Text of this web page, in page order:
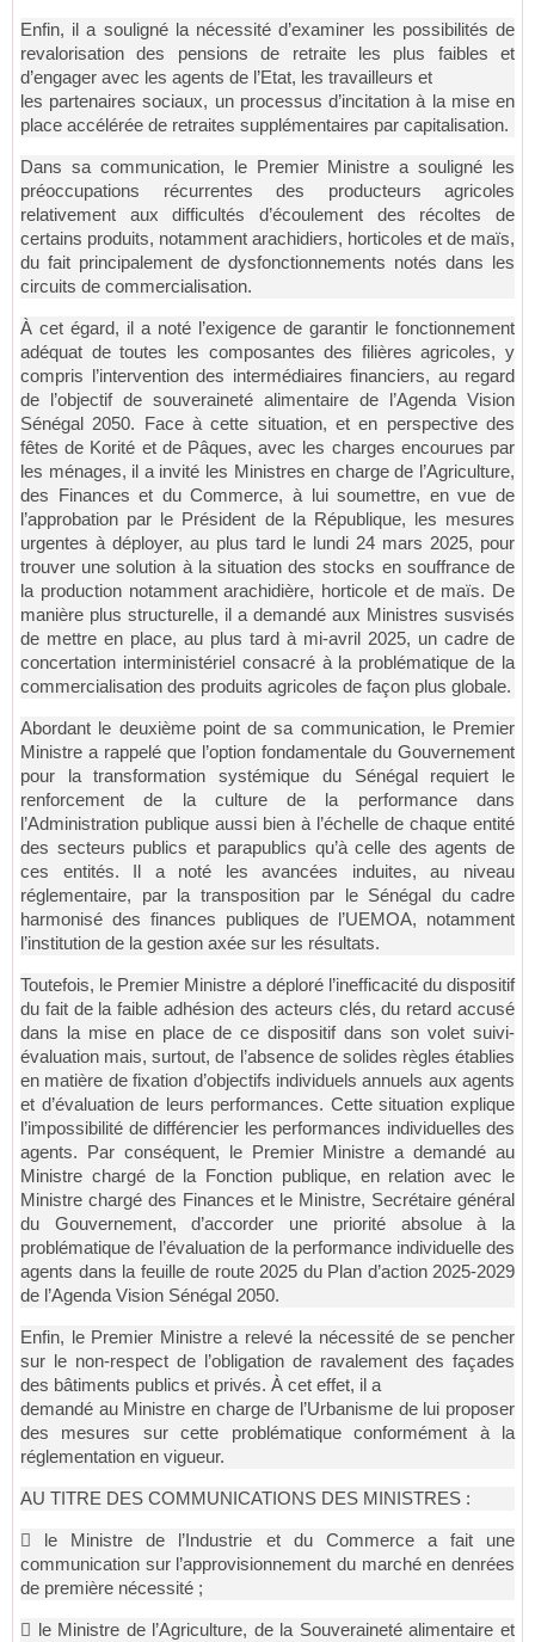
Enfin, il a souligné la nécessité d’examiner les possibilités de
revalorisation des pensions de retraite les plus faibles et
d’engager avec les agents de l’Etat, les travailleurs et
les partenaires sociaux, un processus d’incitation à la mise en
place accélérée de retraites supplémentaires par capitalisation.
Dans sa communication, le Premier Ministre a souligné les
préoccupations récurrentes des producteurs agricoles
relativement aux difficultés d’écoulement des récoltes de
certains produits, notamment arachidiers, horticoles et de maïs,
du fait principalement de dysfonctionnements notés dans les
circuits de commercialisation.
À cet égard, il a noté l’exigence de garantir le fonctionnement
adéquat de toutes les composantes des filières agricoles, y
compris l’intervention des intermédiaires financiers, au regard
de l’objectif de souveraineté alimentaire de l’Agenda Vision
Sénégal 2050. Face à cette situation, et en perspective des
fêtes de Korité et de Pâques, avec les charges encourues par
les ménages, il a invité les Ministres en charge de l’Agriculture,
des Finances et du Commerce, à lui soumettre, en vue de
l’approbation par le Président de la République, les mesures
urgentes à déployer, au plus tard le lundi 24 mars 2025, pour
trouver une solution à la situation des stocks en souffrance de
la production notamment arachidière, horticole et de maïs. De
manière plus structurelle, il a demandé aux Ministres susvisés
de mettre en place, au plus tard à mi-avril 2025, un cadre de
concertation interministériel consacré à la problématique de la
commercialisation des produits agricoles de façon plus globale.
Abordant le deuxième point de sa communication, le Premier
Ministre a rappelé que l’option fondamentale du Gouvernement
pour la transformation systémique du Sénégal requiert le
renforcement de la culture de la performance dans
l’Administration publique aussi bien à l’échelle de chaque entité
des secteurs publics et parapublics qu’à celle des agents de
ces entités. Il a noté les avancées induites, au niveau
réglementaire, par la transposition par le Sénégal du cadre
harmonisé des finances publiques de l’UEMOA, notamment
l’institution de la gestion axée sur les résultats.
Toutefois, le Premier Ministre a déploré l’inefficacité du dispositif
du fait de la faible adhésion des acteurs clés, du retard accusé
dans la mise en place de ce dispositif dans son volet suivi-
évaluation mais, surtout, de l’absence de solides règles établies
en matière de fixation d’objectifs individuels annuels aux agents
et d’évaluation de leurs performances. Cette situation explique
l’impossibilité de différencier les performances individuelles des
agents. Par conséquent, le Premier Ministre a demandé au
Ministre chargé de la Fonction publique, en relation avec le
Ministre chargé des Finances et le Ministre, Secrétaire général
du Gouvernement, d’accorder une priorité absolue à la
problématique de l’évaluation de la performance individuelle des
agents dans la feuille de route 2025 du Plan d’action 2025-2029
de l’Agenda Vision Sénégal 2050.
Enfin, le Premier Ministre a relevé la nécessité de se pencher
sur le non-respect de l’obligation de ravalement des façades
des bâtiments publics et privés. À cet effet, il a
demandé au Ministre en charge de l’Urbanisme de lui proposer
des mesures sur cette problématique conformément à la
réglementation en vigueur.
AU TITRE DES COMMUNICATIONS DES MINISTRES :
 le Ministre de l’Industrie et du Commerce a fait une
communication sur l’approvisionnement du marché en denrées
de première nécessité ;
 le Ministre de l’Agriculture, de la Souveraineté alimentaire et